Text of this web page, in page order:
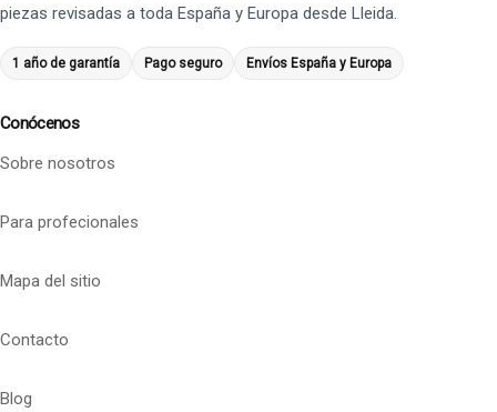
piezas revisadas a toda España y Europa desde Lleida.
1 año de garantía Pago seguro Envíos España y Europa
Conócenos
Sobre nosotros
Para profecionales
Mapa del sitio
Contacto
Blog